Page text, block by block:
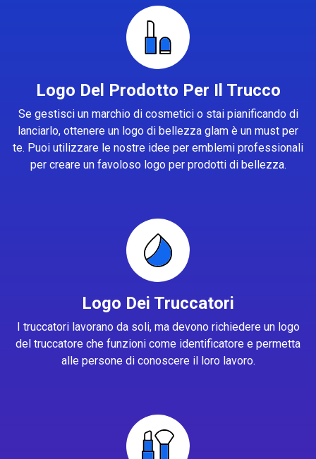
Logo Del Prodotto Per Il Trucco
Se gestisci un marchio di cosmetici o stai pianificando di
lanciarlo, ottenere un logo di bellezza glam è un must per
te. Puoi utilizzare le nostre idee per emblemi professionali
per creare un favoloso logo per prodotti di bellezza.
Logo Dei Truccatori
I truccatori lavorano da soli, ma devono richiedere un logo
del truccatore che funzioni come identificatore e permetta
alle persone di conoscere il loro lavoro.